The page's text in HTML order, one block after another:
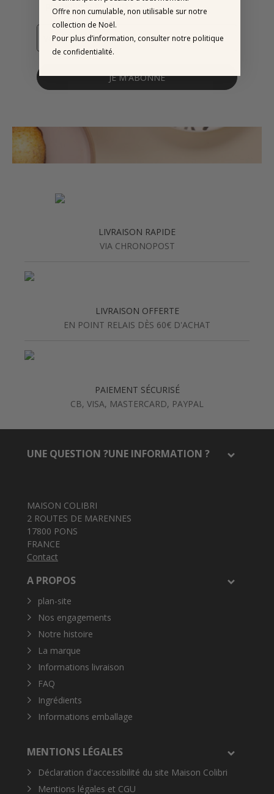
promotions en cours)
JE M'ABONNE
LIVRAISON RAPIDE
VIA CHRONOPOST
LIVRAISON OFFERTE
EN POINT RELAIS DÈS 60€ D'ACHAT
PAIEMENT SÉCURISÉ
CB, VISA, MASTERCARD, PAYPAL
UNE QUESTION ?UNE INFORMATION ?
MAISON COLIBRI
2 ROUTES DE MARENNES
17800 PONS
FRANCE
Contact
A PROPOS
plan-site
Nos engagements
Notre histoire
La marque
Informations livraison
FAQ
Ingrédients
Informations emballage
MENTIONS LÉGALES
Déclaration d'accessibilité du site Maison Colibri
Mentions légales et CGU
Offre non cumulable, non utilisable sur notre
collection de Noël.
Pour plus d’information, consulter notre politique
de confidentialité.